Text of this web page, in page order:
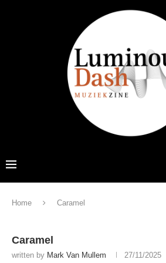
Home Caramel
Caramel
written by Mark Van Mullem 27/11/2025